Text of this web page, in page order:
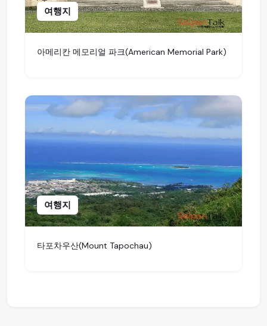
여행지
아메리칸 메모리얼 파크(American Memorial Park)
여행지
타포차우산(Mount Tapochau)